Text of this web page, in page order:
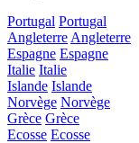
Portugal Portugal
Angleterre Angleterre
Espagne Espagne
Italie Italie
Islande Islande
Norvège Norvège
Grèce Grèce
Ecosse Ecosse